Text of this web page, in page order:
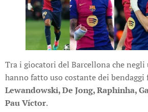
Tra i giocatori del Barcellona che
hanno fatto uso costante dei bendaggi
Lewandowski, De Jong, Raphinha,
Pau Víctor.